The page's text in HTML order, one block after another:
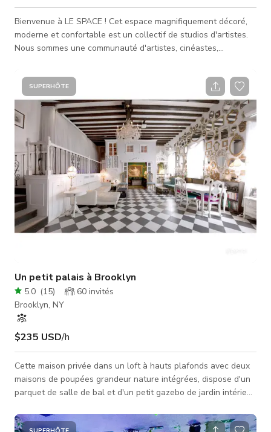
Bienvenue à LE SPACE ! Cet espace magnifiquement décoré,
moderne et confortable est un collectif de studios d'artistes.
Nous sommes une communauté d'artistes, cinéastes,
travail. Le soir, l'espace se transforme en lieu de
rassemblements sociaux, événements de réseautage,
performances musicales, projections de films. Le Space peut
aussi être réservé en journée, selon disponibilité. Ce n'est PAS
un lieu adapté aux grand
SUPERHÔTE
Un petit palais à Brooklyn
5.0 (15) 60 invités
Brooklyn, NY
$235 USD/h
Cette maison privée dans un loft à hauts plafonds avec deux
maisons de poupées grandeur nature intégrées, dispose d'un
parquet de salle de bal et d'un petit gazebo de jardin intérieur.
design rococo, un mur de cent miroirs, le style intérieur unique